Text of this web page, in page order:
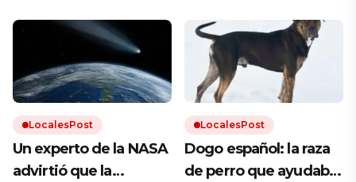
LocalesPost
Un experto de la NASA
advirtió que la
LocalesPost
Dogo español: la raza
de perro que ayudaba